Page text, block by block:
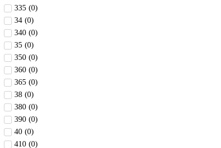
335 (0)
34 (0)
340 (0)
35 (0)
350 (0)
360 (0)
365 (0)
38 (0)
380 (0)
390 (0)
40 (0)
410 (0)